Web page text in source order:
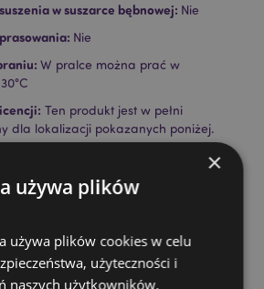
w suszarce bębnowej: Nie
Nie
W pralce można prać w
Ten produkt jest w pełni
dla lokalizacji pokazanych poniżej.
się poza tymi obszarami, prosimy nie
tego produktu; jeśli to zrobisz,
usunięty z Twojego zamówienia. Jeśli
informacji, skontaktuj się z naszym
klienta.
licencją:Wyspy Alandzkie, Albania,
(Portugalia), Bahrajn, Baleary
Bermudy, Bośnia i Hercegowina,
×
używa plików
używa plików cookies w celu
użyteczności i
naszych użytkowników.